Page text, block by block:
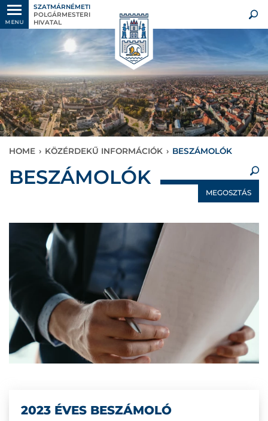
MENU
SZATMÁRNÉMETI
POLGÁRMESTERI
HIVATAL
HOME › KÖZÉRDEKŰ INFORMÁCIÓK › BESZÁMOLÓK
×
BESZÁMOLÓK
MEGOSZTÁS
2023 ÉVES BESZÁMOLÓ